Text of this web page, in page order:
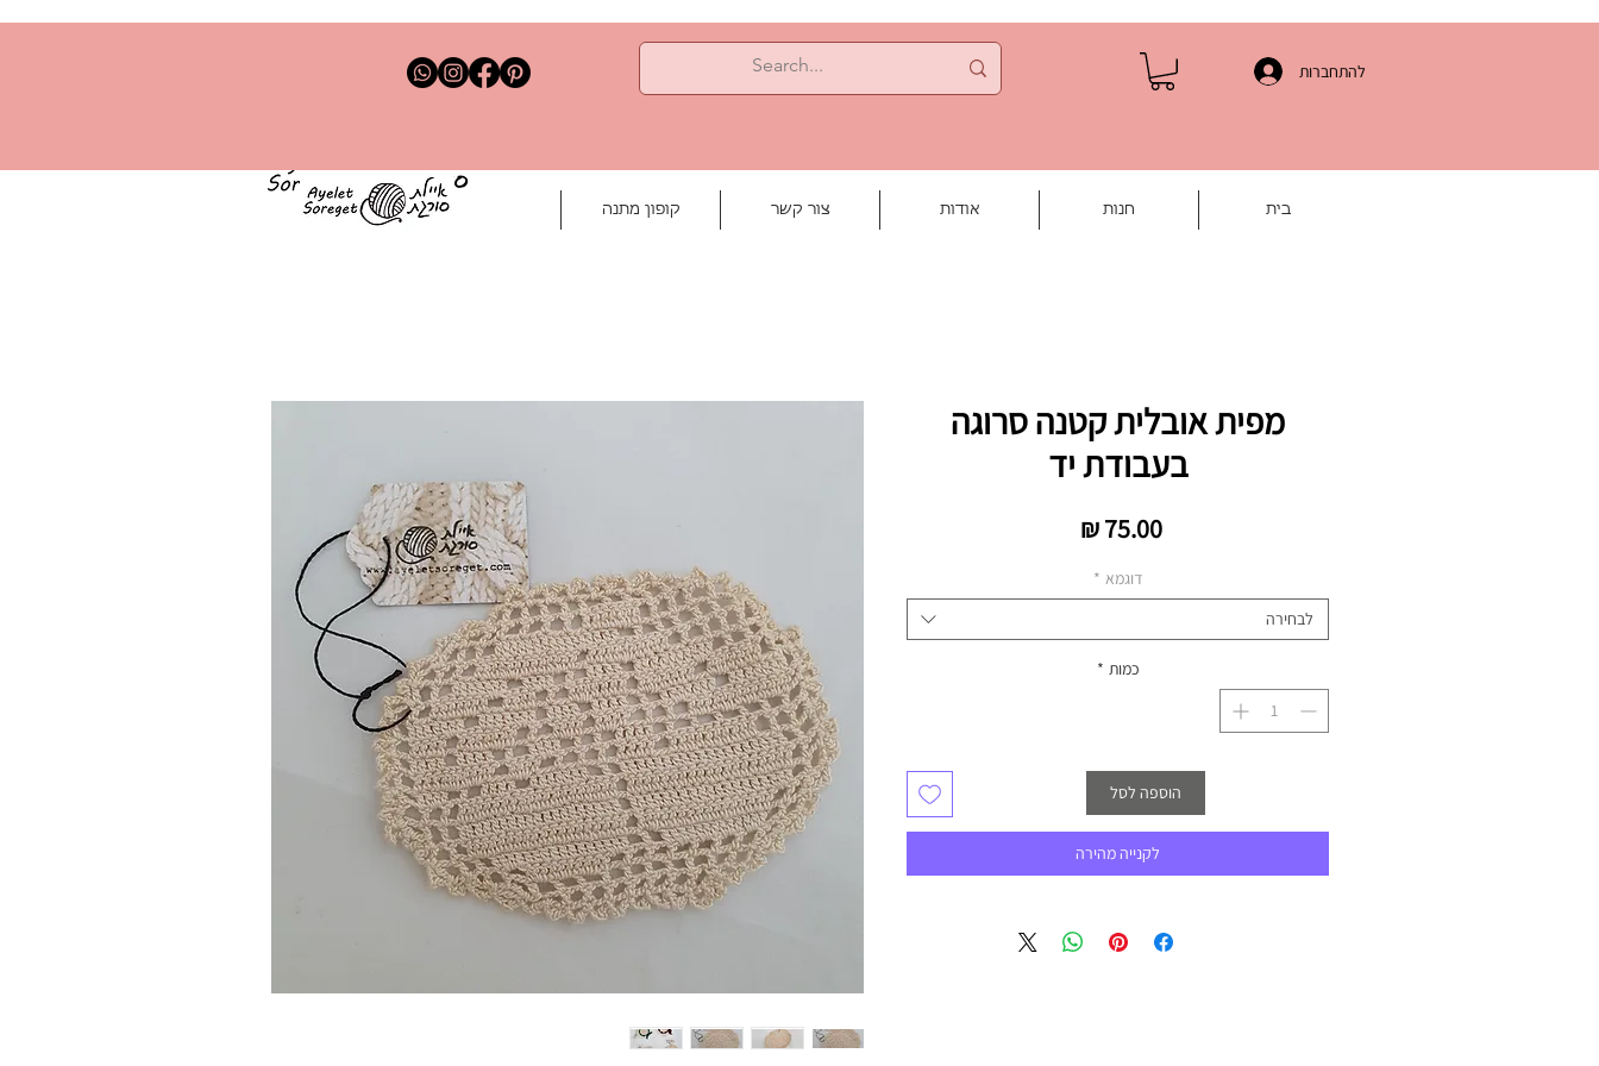
להתחברות
בית חנות אודות צור קשר קופון מתנה
מפית אובלית קטנה סרוגה
בעבודת יד
‏75.00 ‏₪
דוגמא *
לבחירה
כמות *
הוספה לסל
לקנייה מהירה